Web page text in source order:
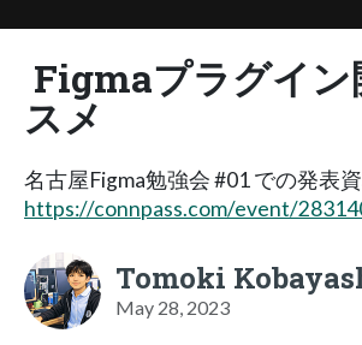
Figmaプラグイン
スメ
名古屋Figma勉強会 #01 での発表
https://connpass.com/event/
Tomoki
May 28, 2023